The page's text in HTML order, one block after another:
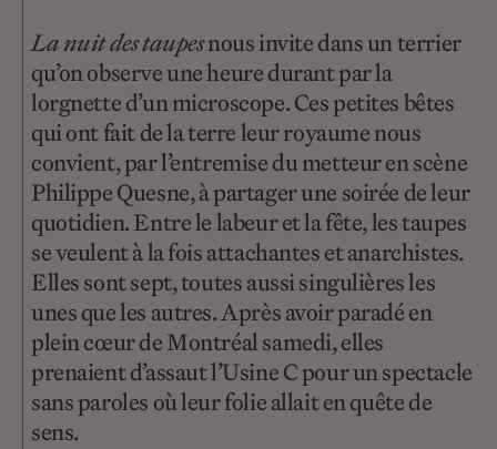
La nuit des taupesnous invite dans un terrier
qu’on observe une heure durant par la
lorgnette d’un microscope. Ces petites bêtes
qui ont fait de la terre leur royaume nous
convient, par l’entremise du metteur en scène
Philippe Quesne, à partager une soirée de leur
quotidien. Entre le labeur et la fête, les taupes
se veulent à la fois attachantes et anarchistes.
Elles sont sept, toutes aussi singulières les
unes que les autres. Après avoir paradé en
plein cœur de Montréal samedi, elles
prenaient d’assaut l’Usine C pour un spectacle
sans paroles où leur folie allait en quête de
sens.